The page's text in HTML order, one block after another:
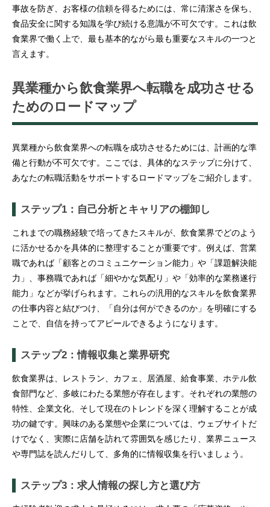
事故を防ぎ、お客様の信頼を得るためには、常に清潔さを保ち、
食品安全に関する知識を学び続ける意識が不可欠です。これは飲
食業界で働く上で、最も基本的ながら最も重要なスキルの一つと
言えます。
異業種から飲食業界へ転職を成功させる
ためのロードマップ
異業種から飲食業界への転職を成功させるためには、計画的な準
備と行動が不可欠です。ここでは、具体的なステップに分けて、
あなたの転職活動をサポートするロードマップをご紹介します。
ステップ1：自己分析とキャリアの棚卸し
これまでの職務経験で培ってきたスキルが、飲食業界でどのよう
に活かせるかを具体的に整理することが重要です。例えば、営業
職であれば「顧客とのコミュニケーション能力」や「課題解決能
力」、事務職であれば「細やかな気配り」や「効率的な業務遂行
能力」などが挙げられます。これらの汎用的なスキルを飲食業界
の仕事内容と結びつけ、「自分は何ができるのか」を明確にする
ことで、自信を持ってアピールできるようになります。
ステップ2：情報収集と業界研究
飲食業界は、レストラン、カフェ、居酒屋、給食事業、ホテル飲
食部門など、多岐にわたる業態が存在します。それぞれの業態の
特性、企業文化、そして現在のトレンドを深く理解することが成
功の鍵です。興味のある業態や企業については、ウェブサイトだ
けでなく、実際に店舗を訪れて雰囲気を感じたり、業界ニュース
や専門誌を読んだりして、多角的に情報収集を行いましょう。
ステップ3：求人情報の探し方と選び方